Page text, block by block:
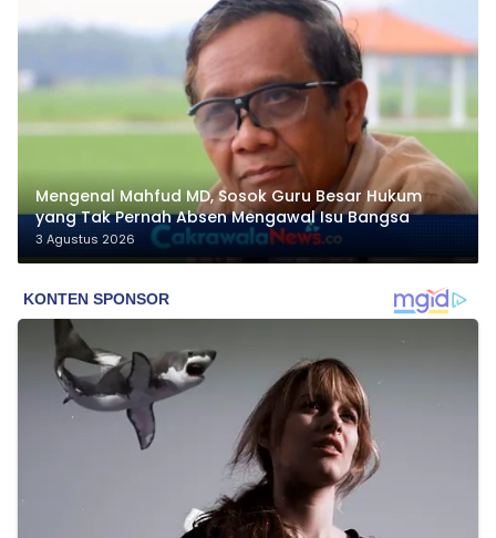
Mengenal Mahfud MD, Sosok Guru Besar Hukum
yang Tak Pernah Absen Mengawal Isu Bangsa
3 Agustus 2026